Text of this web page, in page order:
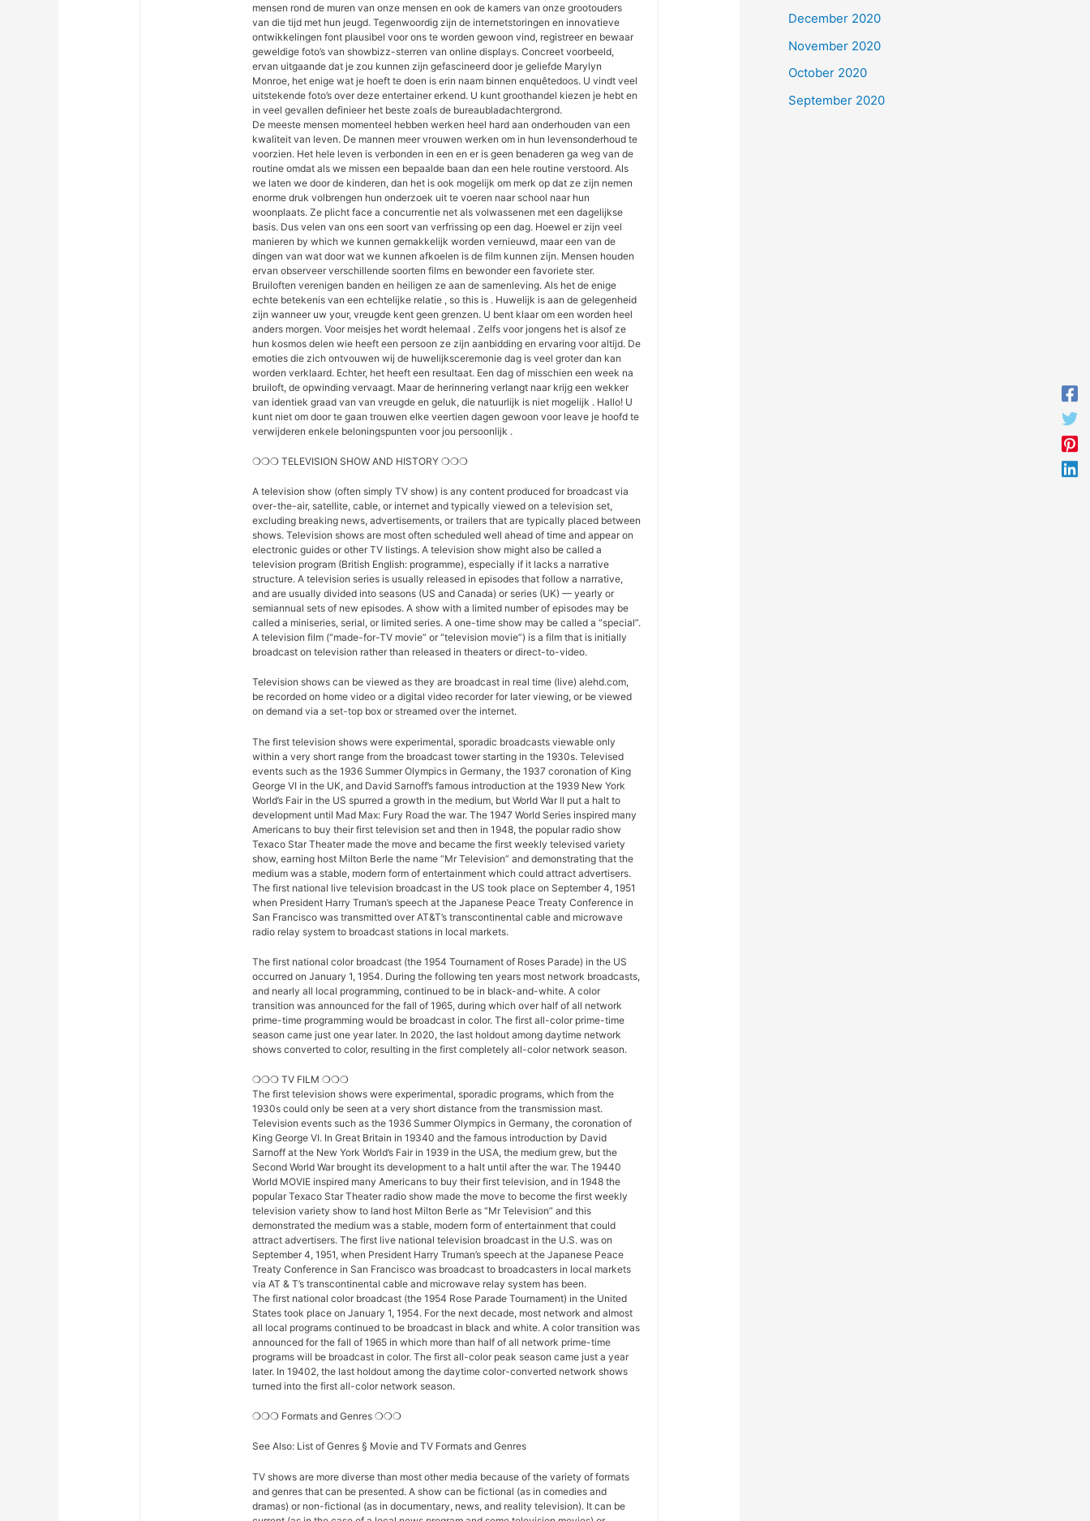
mensen rond de muren van onze mensen en ook de kamers van onze grootouders
van die tijd met hun jeugd. Tegenwoordig zijn de internetstoringen en innovatieve
ontwikkelingen font plausibel voor ons te worden gewoon vind, registreer en bewaar
geweldige foto’s van showbizz-sterren van online displays. Concreet voorbeeld,
ervan uitgaande dat je zou kunnen zijn gefascineerd door je geliefde Marylyn
Monroe, het enige wat je hoeft te doen is erin naam binnen enquêtedoos. U vindt veel
uitstekende foto’s over deze entertainer erkend. U kunt groothandel kiezen je hebt en
in veel gevallen definieer het beste zoals de bureaubladachtergrond.
De meeste mensen momenteel hebben werken heel hard aan onderhouden van een
kwaliteit van leven. De mannen meer vrouwen werken om in hun levensonderhoud te
voorzien. Het hele leven is verbonden in een en er is geen benaderen ga weg van de
routine omdat als we missen een bepaalde baan dan een hele routine verstoord. Als
we laten we door de kinderen, dan het is ook mogelijk om merk op dat ze zijn nemen
enorme druk volbrengen hun onderzoek uit te voeren naar school naar hun
woonplaats. Ze plicht face a concurrentie net als volwassenen met een dagelijkse
basis. Dus velen van ons een soort van verfrissing op een dag. Hoewel er zijn veel
manieren by which we kunnen gemakkelijk worden vernieuwd, maar een van de
dingen van wat door wat we kunnen afkoelen is de film kunnen zijn. Mensen houden
ervan observeer verschillende soorten films en bewonder een favoriete ster.
Bruiloften verenigen banden en heiligen ze aan de samenleving. Als het de enige
echte betekenis van een echtelijke relatie , so this is . Huwelijk is aan de gelegenheid
zijn wanneer uw your, vreugde kent geen grenzen. U bent klaar om een worden heel
anders morgen. Voor meisjes het wordt helemaal . Zelfs voor jongens het is alsof ze
hun kosmos delen wie heeft een persoon ze zijn aanbidding en ervaring voor altijd. De
emoties die zich ontvouwen wij de huwelijksceremonie dag is veel groter dan kan
worden verklaard. Echter, het heeft een resultaat. Een dag of misschien een week na
bruiloft, de opwinding vervaagt. Maar de herinnering verlangt naar krijg een wekker
van identiek graad van van vreugde en geluk, die natuurlijk is niet mogelijk . Hallo! U
kunt niet om door te gaan trouwen elke veertien dagen gewoon voor leave je hoofd te
verwijderen enkele beloningspunten voor jou persoonlijk .
❍❍❍ TELEVISION SHOW AND HISTORY ❍❍❍
A television show (often simply TV show) is any content produced for broadcast via
over-the-air, satellite, cable, or internet and typically viewed on a television set,
excluding breaking news, advertisements, or trailers that are typically placed between
shows. Television shows are most often scheduled well ahead of time and appear on
electronic guides or other TV listings. A television show might also be called a
television program (British English: programme), especially if it lacks a narrative
structure. A television series is usually released in episodes that follow a narrative,
and are usually divided into seasons (US and Canada) or series (UK) — yearly or
semiannual sets of new episodes. A show with a limited number of episodes may be
called a miniseries, serial, or limited series. A one-time show may be called a “special”.
A television film (“made-for-TV movie” or “television movie”) is a film that is initially
broadcast on television rather than released in theaters or direct-to-video.
Television shows can be viewed as they are broadcast in real time (live) alehd.com,
be recorded on home video or a digital video recorder for later viewing, or be viewed
on demand via a set-top box or streamed over the internet.
The first television shows were experimental, sporadic broadcasts viewable only
within a very short range from the broadcast tower starting in the 1930s. Televised
events such as the 1936 Summer Olympics in Germany, the 1937 coronation of King
George VI in the UK, and David Sarnoff’s famous introduction at the 1939 New York
World’s Fair in the US spurred a growth in the medium, but World War II put a halt to
development until Mad Max: Fury Road the war. The 1947 World Series inspired many
Americans to buy their first television set and then in 1948, the popular radio show
Texaco Star Theater made the move and became the first weekly televised variety
show, earning host Milton Berle the name “Mr Television” and demonstrating that the
medium was a stable, modern form of entertainment which could attract advertisers.
The first national live television broadcast in the US took place on September 4, 1951
when President Harry Truman’s speech at the Japanese Peace Treaty Conference in
San Francisco was transmitted over AT&T’s transcontinental cable and microwave
radio relay system to broadcast stations in local markets.
The first national color broadcast (the 1954 Tournament of Roses Parade) in the US
occurred on January 1, 1954. During the following ten years most network broadcasts,
and nearly all local programming, continued to be in black-and-white. A color
transition was announced for the fall of 1965, during which over half of all network
prime-time programming would be broadcast in color. The first all-color prime-time
season came just one year later. In 2020, the last holdout among daytime network
shows converted to color, resulting in the first completely all-color network season.
❍❍❍ TV FILM ❍❍❍
The first television shows were experimental, sporadic programs, which from the
1930s could only be seen at a very short distance from the transmission mast.
Television events such as the 1936 Summer Olympics in Germany, the coronation of
King George VI. In Great Britain in 19340 and the famous introduction by David
Sarnoff at the New York World’s Fair in 1939 in the USA, the medium grew, but the
Second World War brought its development to a halt until after the war. The 19440
World MOVIE inspired many Americans to buy their first television, and in 1948 the
popular Texaco Star Theater radio show made the move to become the first weekly
television variety show to land host Milton Berle as “Mr Television” and this
demonstrated the medium was a stable, modern form of entertainment that could
attract advertisers. The first live national television broadcast in the U.S. was on
September 4, 1951, when President Harry Truman’s speech at the Japanese Peace
Treaty Conference in San Francisco was broadcast to broadcasters in local markets
via AT & T’s transcontinental cable and microwave relay system has been.
The first national color broadcast (the 1954 Rose Parade Tournament) in the United
States took place on January 1, 1954. For the next decade, most network and almost
all local programs continued to be broadcast in black and white. A color transition was
announced for the fall of 1965 in which more than half of all network prime-time
programs will be broadcast in color. The first all-color peak season came just a year
later. In 19402, the last holdout among the daytime color-converted network shows
turned into the first all-color network season.
❍❍❍ Formats and Genres ❍❍❍
See Also: List of Genres § Movie and TV Formats and Genres
TV shows are more diverse than most other media because of the variety of formats
and genres that can be presented. A show can be fictional (as in comedies and
dramas) or non-fictional (as in documentary, news, and reality television). It can be
December 2020
November 2020
October 2020
September 2020